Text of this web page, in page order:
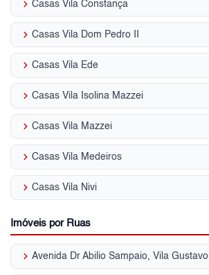
keyboard_arrow_right Casas Vila Constança
keyboard_arrow_right Casas Vila Dom Pedro II
keyboard_arrow_right Casas Vila Ede
keyboard_arrow_right Casas Vila Isolina Mazzei
keyboard_arrow_right Casas Vila Mazzei
keyboard_arrow_right Casas Vila Medeiros
keyboard_arrow_right Casas Vila Nivi
Imóveis por Ruas
keyboard_arrow_right Avenida Dr Abilio Sampaio, Vila Gustavo